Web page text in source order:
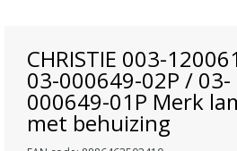
CHRISTIE 003-
03-000649-02P / 03-
000649-01P Merk
met behuizing